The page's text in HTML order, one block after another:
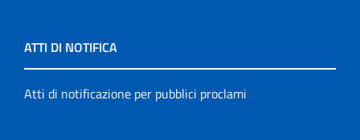
ATTI DI NOTIFICA
Atti di notificazione per pubblici proclami